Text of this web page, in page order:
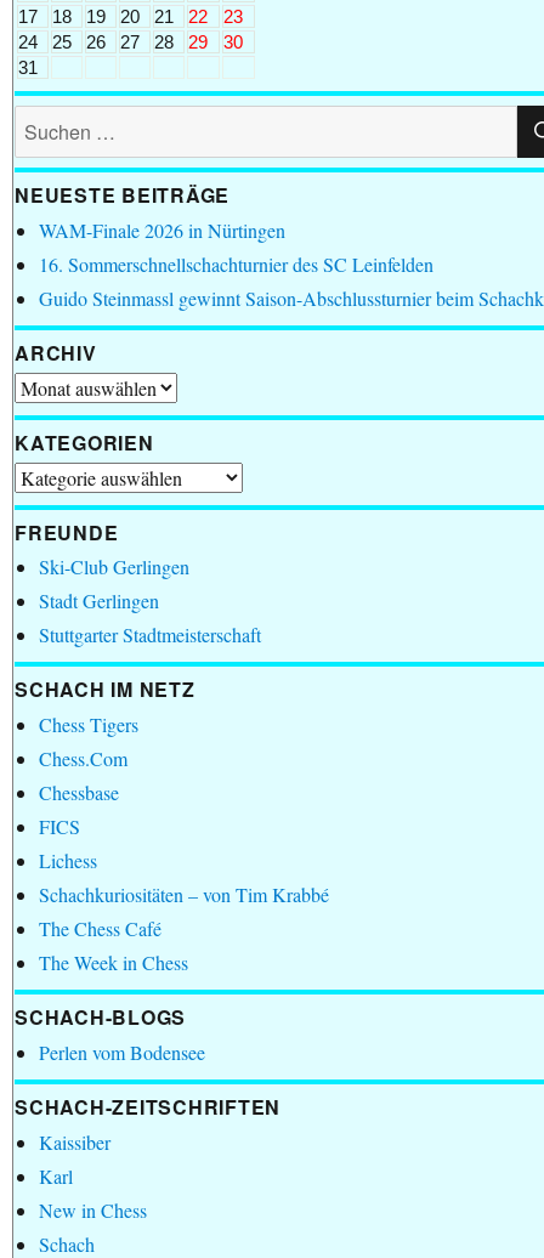
17
18 19 20 21 22
23
24
25 26 27 28 29
30
31
Suchen
nach:
NEUESTE BEITRÄGE
WAM-Finale 2026 in Nürtingen
16. Sommerschnellschachturnier des SC Leinfelden
Guido Steinmassl gewinnt Saison-Abschlussturnier beim
ARCHIV
Archiv
KATEGORIEN
Kategorien
FREUNDE
Ski-Club Gerlingen
Stadt Gerlingen
Stuttgarter Stadtmeisterschaft
SCHACH IM NETZ
Chess Tigers
Chess.Com
Chessbase
FICS
Lichess
Schachkuriositäten – von Tim Krabbé
The Chess Café
The Week in Chess
SCHACH-BLOGS
Perlen vom Bodensee
SCHACH-ZEITSCHRIFTEN
Kaissiber
Karl
New in Chess
Schach